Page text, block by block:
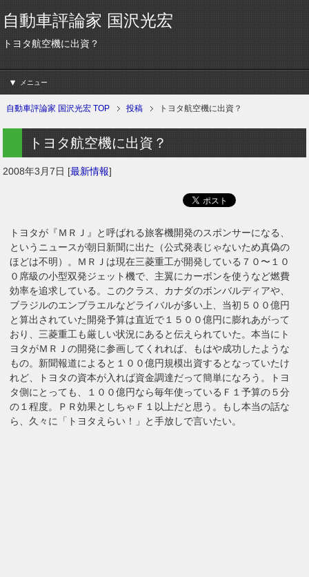
自動車評論家 国沢光宏
トヨタ航空機に出資？
メニュー
自動車評論家 国沢光宏 TOP 投稿 トヨタ航空機に出資？
トヨタ航空機に出資？
2008年3月7日 [最新情報]
トヨタが『ＭＲＪ』と呼ばれる旅客機開発のスポンサーになる、
というニュースが朝日新聞に出た（公式発表じゃないため真偽の
ほどは不明）。ＭＲＪは現在三菱重工が開発している７０〜１０
０席級の小型双発ジェット機で、主翼にカーボンを使うなど燃費
効率を追求している。このクラス、カナダのボンバルディアや、
ブラジルのエンブラエルなどライバルが多い上、当初５００億円
と算出されていた開発予算は直近で１５００億円に膨れあがって
おり、三菱重工も厳しい状況にあると伝えられていた。本当にト
ヨタがＭＲＪの開発に参画してくれれば、もはや成功したような
もの。新聞報道によると１００億円規模出資するとなっていたけ
れど、トヨタの資本が入れば資金調達だって簡単になろう。トヨ
タ側にとっても、１００億円なら毎年使っているＦ１予算の５分
の１程度。ＰＲ効果としちゃＦ１以上だと思う。もし本当の話な
ら、久々に「トヨタえらい！」と手放しで言いたい。